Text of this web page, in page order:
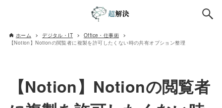
ホーム デジタル・IT
Office・仕事術
【Notion】Notionの閲覧者に複製を許可したくない時の共有オプション整理
【Notion】Notionの閲覧者